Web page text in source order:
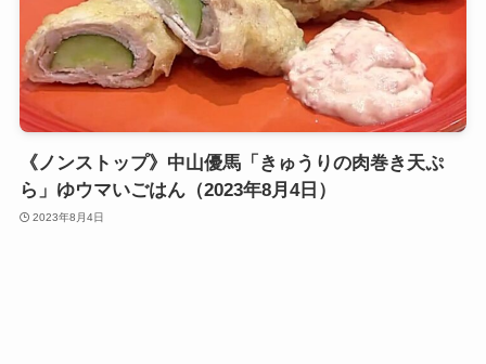
《ノンストップ》中山優馬「きゅうりの肉巻き天ぷ
ら」ゆウマいごはん（2023年8月4日）
2023年8月4日